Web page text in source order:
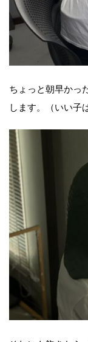
ちょっと朝早かっ
します。（いい子